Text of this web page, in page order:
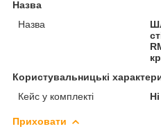
Назва
Назва
Користувальницькі
Кейс у комплекті
Ні
Приховати